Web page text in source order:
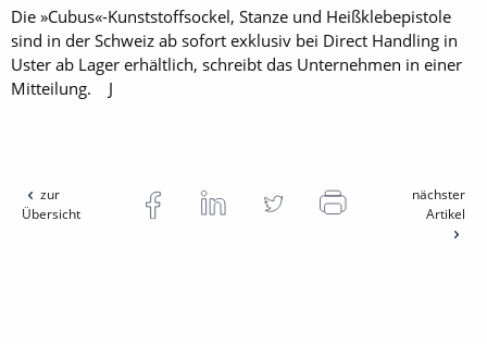
Die »Cubus«-Kunststoff­sockel, Stanze und Heißklebepistole
sind in der Schweiz ab sofort exklusiv bei Direct Handling in
Uster ab Lager erhältlich, schreibt das Unternehmen in einer
Mitteilung. J
zur
Übersicht
nächster
Artikel